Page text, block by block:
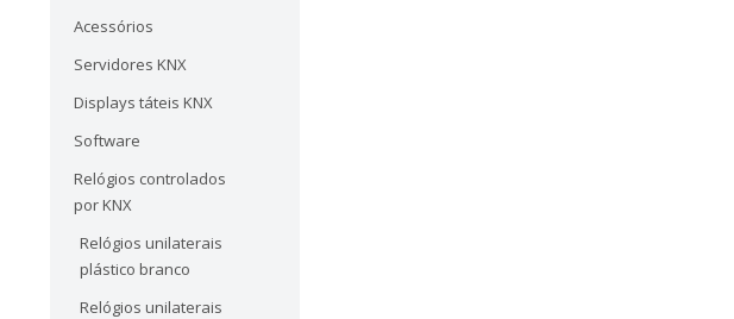
Acessórios
Servidores KNX
Displays táteis KNX
Software
Relógios controlados
por KNX
Relógios unilaterais
plástico branco
Relógios unilaterais